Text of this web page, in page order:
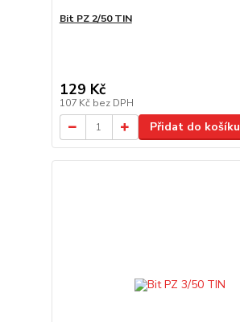
Bit PZ 2/50 TIN
129 Kč
107 Kč bez DPH
Přidat do košíku